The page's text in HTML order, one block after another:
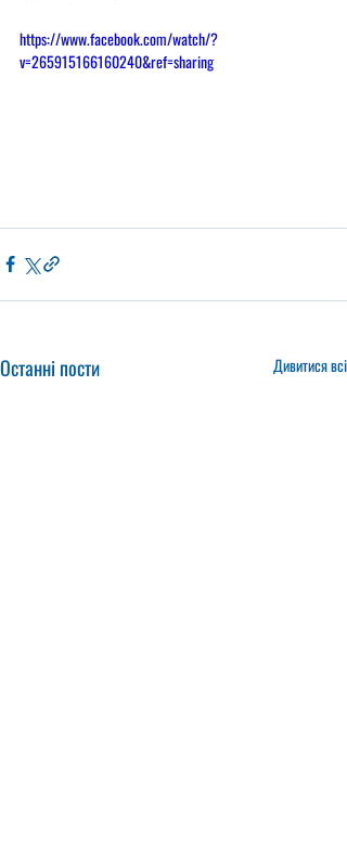
https://www.facebook.com/watch/?
v=265915166160240&ref=sharing
Останні пости Дивитися всі